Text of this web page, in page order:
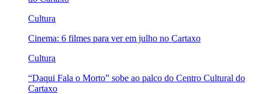
Cultura
Cinema: 6 filmes para ver em julho no Cartaxo
Cultura
“Daqui Fala o Morto” sobe ao palco do Centro Cultural do
Cartaxo